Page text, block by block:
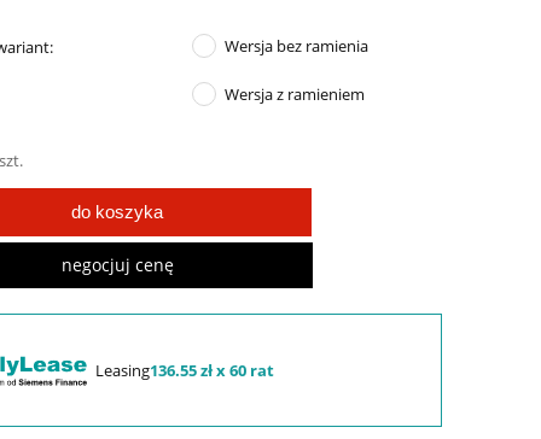
Wersja bez ramienia
Wersja z ramieniem
szt.
do koszyka
negocjuj cenę
Leasing136.55 zł x 60 rat